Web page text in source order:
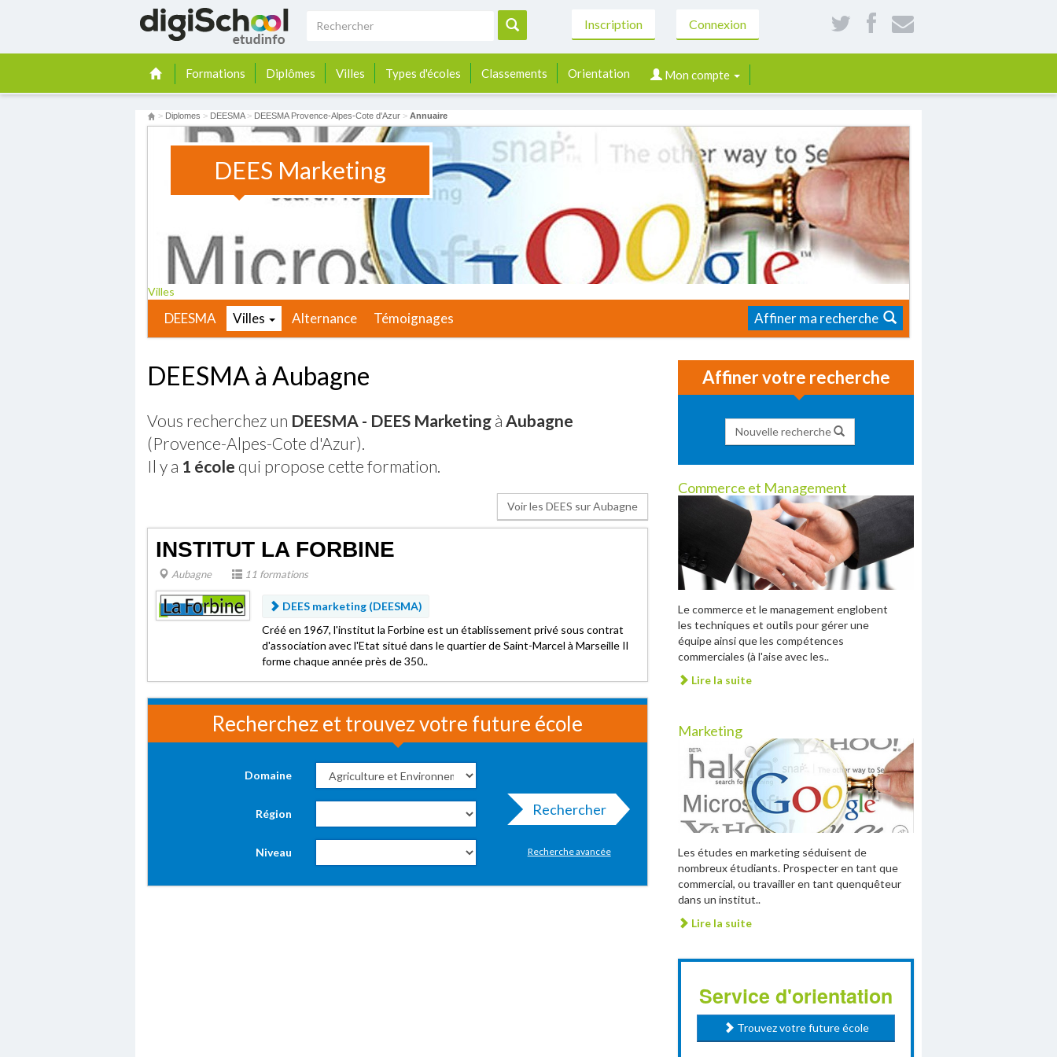
Inscription Connexion
Formations Diplômes Villes Types d'écoles Classements Orientation Mon compte
> Diplomes > DEESMA> DEESMA Provence-Alpes-Cote d'Azur > Annuaire
DEES Marketing
Villes
DEESMA Villes Alternance Témoignages Affiner ma recherche
DEESMA à Aubagne
Vous recherchez un DEESMA - DEES Marketing à Aubagne
(Provence-Alpes-Cote d'Azur).
Il y a 1 école qui propose cette formation.
Voir les DEES sur Aubagne
INSTITUT LA FORBINE
Aubagne 11 formations
DEES marketing (DEESMA)
Créé en 1967, l'institut la Forbine est un établissement privé sous contrat
d'association avec l'Etat situé dans le quartier de Saint-Marcel à Marseille Il
forme chaque année près de 350..
Recherchez et trouvez votre future école
Domaine
Région
Niveau
Rechercher
Recherche avancée
Affiner votre recherche
Nouvelle recherche
Commerce et Management
Le commerce et le management englobent
les techniques et outils pour gérer une
équipe ainsi que les compétences
commerciales (à l'aise avec les..
Lire la suite
Marketing
Les études en marketing séduisent de
nombreux étudiants. Prospecter en tant que
commercial, ou travailler en tant quenquêteur
dans un institut..
Lire la suite
Service d'orientation
Trouvez votre future école